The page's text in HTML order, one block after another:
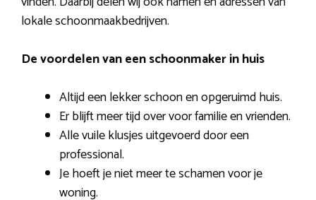
lokale schoonmaakbedrijven.
De voordelen van een schoonmaker in huis
Altijd een lekker schoon en opgeruimd huis.
Er blijft meer tijd over voor familie en vrienden.
Alle vuile klusjes uitgevoerd door een
professional.
Je hoeft je niet meer te schamen voor je
woning.